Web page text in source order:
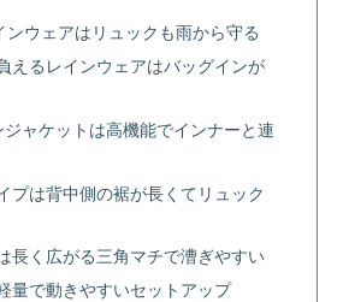
ンウェアはリュックも雨から守る
えるレインウェアはバッグインが
ャケットは高機能でインナーと連
プは背中側の裾が長くてリュック
長く広がる三角マチで漕ぎやすい
量で動きやすいセットアップ